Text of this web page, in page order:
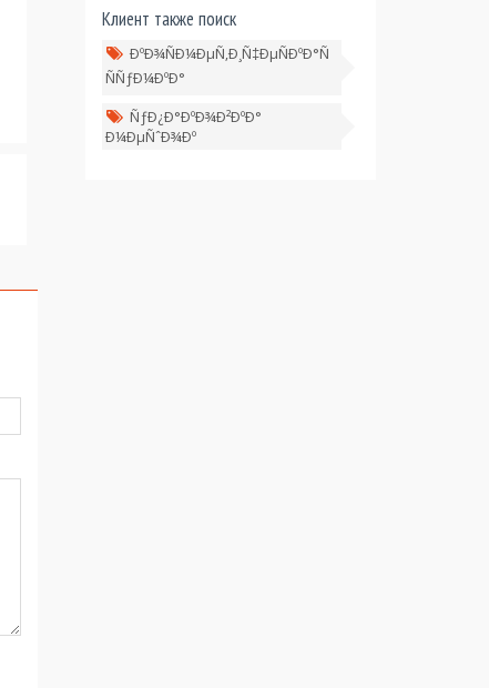
Клиент также поиск
ÐºÐ¾ÑÐ¼ÐµÑ‚Ð¸Ñ‡ÐµÑÐºÐ°Ñ
ÑÑƒÐ¼ÐºÐ°
ÑƒÐ¿Ð°ÐºÐ¾Ð²ÐºÐ°
Ð¼ÐµÑˆÐ¾Ðº